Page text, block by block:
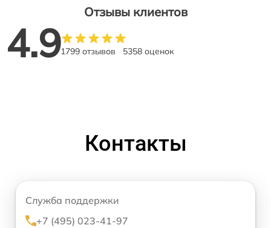
Отзывы клиентов
4.91799 отзывов 5358 оценок
Контакты
Служба поддержки
+7 (495) 023-41-97